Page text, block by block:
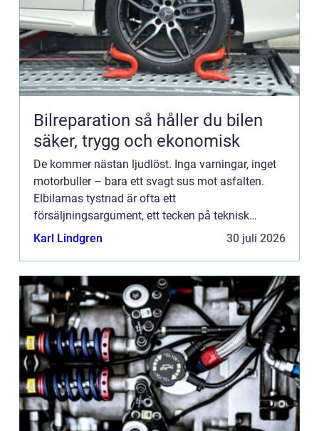
Bilreparation så håller du bilen
säker, trygg och ekonomisk
De kommer nästan ljudlöst. Inga varningar, inget
motorbuller – bara ett svagt sus mot asfalten.
Elbilarnas tystnad är ofta ett
försäljningsargument, ett tecken på teknisk
förfining och komfort. Men under ytan...
Karl Lindgren 30 juli 2026